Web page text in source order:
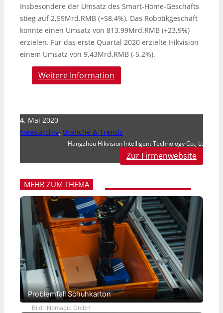
Insbesondere der Umsatz des Smart-Home-Geschäfts
stieg auf 2,59Mrd.RMB (+58,4%). Das Robotikgeschäft
konnte einen Umsatz von 813,99Mrd.RMB (+23,9%)
erzielen. Für das erste Quartal 2020 erzielte Hikvision
einem Umsatz von 9,43Mrd.RMB (-5,2%).
Weitere Information
4. Mai 2020
Newsarchiv, Branche & Trends
Hangzhou Hikvision Intelligent Technology Co., Lt
Zur Firmenwebsite
MEHR ZUM THEMA
Problemfall Schuhkarton
Bild: .Nomagic GmbH